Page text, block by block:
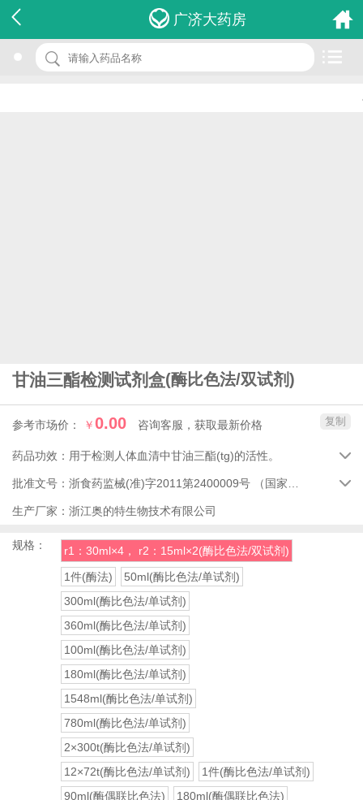
广济大药房
•
甘油三酯检测试剂盒(酶比色法/双试剂)
参考市场价： ￥0.00 咨询客服，获取最新价格
名 称：甘油三酯检测试剂盒
品 牌：(酶比色法/双试剂)
复制
药品功效： 用于检测人体血清中甘油三酯(tg)的活性。 
批准文号： 浙食药监械(准)字2011第2400009号 （国家药品监督管理局） 
生产厂家： 浙江奥的特生物技术有限公司
规格：
r1：30ml×4， r2：15ml×2(酶比色法/双试剂)
1件(酶法)
50ml(酶比色法/单试剂)
300ml(酶比色法/单试剂)
360ml(酶比色法/单试剂)
100ml(酶比色法/单试剂)
180ml(酶比色法/单试剂)
1548ml(酶比色法/单试剂)
780ml(酶比色法/单试剂)
2×300t(酶比色法/单试剂)
12×72t(酶比色法/单试剂)
1件(酶比色法/单试剂)
90ml(酶偶联比色法)
180ml(酶偶联比色法)